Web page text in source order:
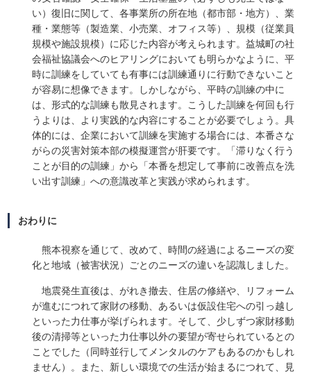
い）復旧に関して、各事業所の所在地（都市部・地方）、業
種・業態等（製造業、小売業、オフィス等）、規模（従業員
規模や施設規模）に応じた内容が考えられます。益城町の社
会福祉協議会へのヒアリングにおいても明らかなように、平
時に訓練をしていても有事には訓練通りに行動できないこと
が容易に想像できます。しかしながら、平時の訓練の中に
は、形式的な訓練も散見されます。こうした訓練を何回も行
うよりは、より実践的な内容にすることが必要でしょう。具
体的には、企業において訓練を実施する場合には、本番さな
がらの災害対策本部の模擬運営が肝要です。「滞りなく行う
ことが目的の訓練」から「本番を想定して事前に改善点を洗
い出す訓練」への意識改革と実践が求められます。
おわりに
熊本視察を通じて、改めて、時間の経過によるニーズの変
化と地域（被害状況）ごとのニーズの違いを認識しました。
地震発生直後は、がれき撤去、住居の修繕や、リフォーム
が進むにつれて家財の移動、あるいは仮設住宅への引っ越し
といった力仕事が挙げられます。そして、少しずつ家財移動
後の清掃等といった力仕事以外の要望が寄せられているとの
ことでした（同時並行してメンタルのケアもあるのかもしれ
ません）。また、新しい環境での生活が始まるにつれて、見